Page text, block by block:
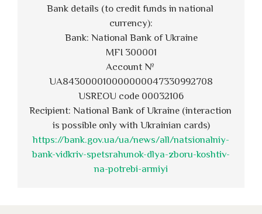
Bank details (to credit funds in national
currency):
Bank: National Bank of Ukraine
MFI 300001
Account №
UA843000010000000047330992708
USREOU code 00032106
Recipient: National Bank of Ukraine (interaction
is possible only with Ukrainian cards)
https://bank.gov.ua/ua/news/all/natsionalniy-
bank-vidkriv-spetsrahunok-dlya-zboru-koshtiv-
na-potrebi-armiyi